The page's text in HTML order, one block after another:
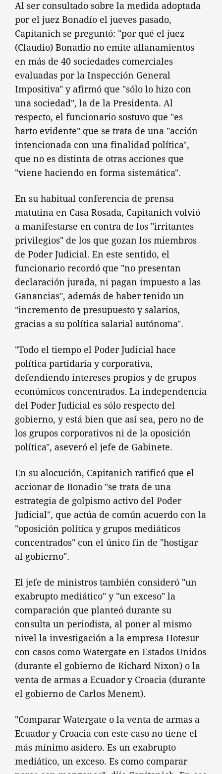
Al ser consultado sobre la medida adoptada
por el juez Bonadío el jueves pasado,
Capitanich se preguntó: "por qué el juez
(Claudio) Bonadío no emite allanamientos
en más de 40 sociedades comerciales
evaluadas por la Inspección General
Impositiva" y afirmó que "sólo lo hizo con
una sociedad", la de la Presidenta. Al
respecto, el funcionario sostuvo que "es
harto evidente" que se trata de una "acción
intencionada con una finalidad política",
que no es distinta de otras acciones que
"viene haciendo en forma sistemática".
En su habitual conferencia de prensa
matutina en Casa Rosada, Capitanich volvió
a manifestarse en contra de los "irritantes
privilegios" de los que gozan los miembros
de Poder Judicial. En este sentido, el
funcionario recordó que "no presentan
declaración jurada, ni pagan impuesto a las
Ganancias", además de haber tenido un
"incremento de presupuesto y salarios,
gracias a su política salarial autónoma".
"Todo el tiempo el Poder Judicial hace
política partidaria y corporativa,
defendiendo intereses propios y de grupos
económicos concentrados. La independencia
del Poder Judicial es sólo respecto del
gobierno, y está bien que así sea, pero no de
los grupos corporativos ni de la oposición
política", aseveró el jefe de Gabinete.
En su alocución, Capitanich ratificó que el
accionar de Bonadio "se trata de una
estrategia de golpismo activo del Poder
Judicial", que actúa de común acuerdo con la
"oposición política y grupos mediáticos
concentrados" con el único fin de "hostigar
al gobierno".
El jefe de ministros también consideró "un
exabrupto mediático" y "un exceso" la
comparación que planteó durante su
consulta un periodista, al poner al mismo
nivel la investigación a la empresa Hotesur
con casos como Watergate en Estados Unidos
(durante el gobierno de Richard Nixon) o la
venta de armas a Ecuador y Croacia (durante
el gobierno de Carlos Menem).
"Comparar Watergate o la venta de armas a
Ecuador y Croacia con este caso no tiene el
más mínimo asidero. Es un exabrupto
mediático, un exceso. Es como comparar